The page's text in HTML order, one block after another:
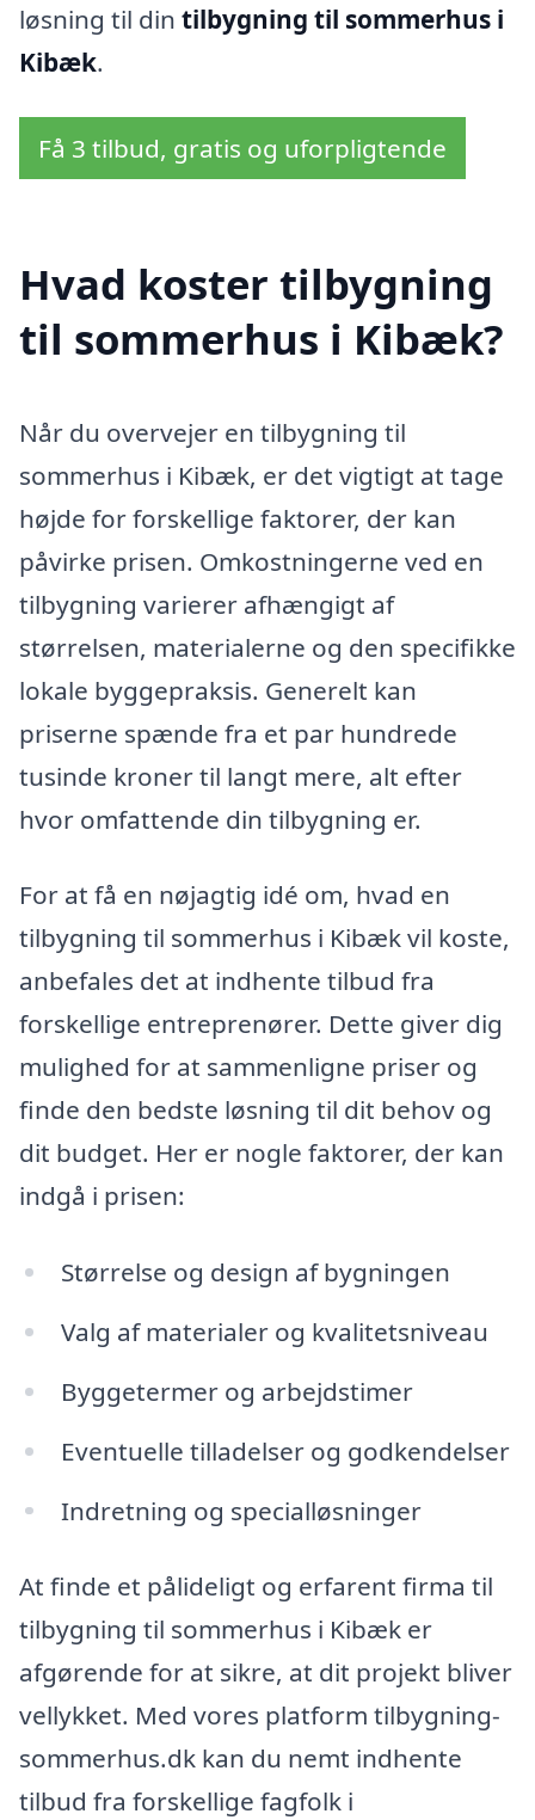
løsning til din tilbygning til sommerhus i
Kibæk.
Få 3 tilbud, gratis og uforpligtende
Hvad koster tilbygning
til sommerhus i Kibæk?
Når du overvejer en tilbygning til
sommerhus i Kibæk, er det vigtigt at tage
højde for forskellige faktorer, der kan
påvirke prisen. Omkostningerne ved en
tilbygning varierer afhængigt af
størrelsen, materialerne og den specifikke
lokale byggepraksis. Generelt kan
priserne spænde fra et par hundrede
tusinde kroner til langt mere, alt efter
hvor omfattende din tilbygning er.
For at få en nøjagtig idé om, hvad en
tilbygning til sommerhus i Kibæk vil koste,
anbefales det at indhente tilbud fra
forskellige entreprenører. Dette giver dig
mulighed for at sammenligne priser og
finde den bedste løsning til dit behov og
dit budget. Her er nogle faktorer, der kan
indgå i prisen:
Størrelse og design af bygningen
Valg af materialer og kvalitetsniveau
Byggetermer og arbejdstimer
Eventuelle tilladelser og godkendelser
Indretning og specialløsninger
At finde et pålideligt og erfarent firma til
tilbygning til sommerhus i Kibæk er
afgørende for at sikre, at dit projekt bliver
vellykket. Med vores platform tilbygning-
sommerhus.dk kan du nemt indhente
tilbud fra forskellige fagfolk i